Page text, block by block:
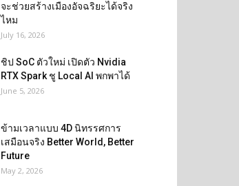
จะช่วยสร้างเมืองอัจฉริยะได้จริง
ไหม
July 16, 2026
ชิป SoC ตัวใหม่ เปิดตัว Nvidia
RTX Spark ชู Local AI พกพาได้
June 5, 2026
ข้ามเวลาแบบ 4D นิทรรศการ
เสมือนจริง Better World, Better
Future
May 2, 2026